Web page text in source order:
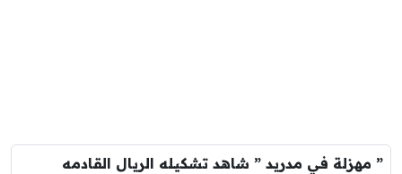
” مهزلة في مدريد ” شاهد تشكيله الريال القادمه